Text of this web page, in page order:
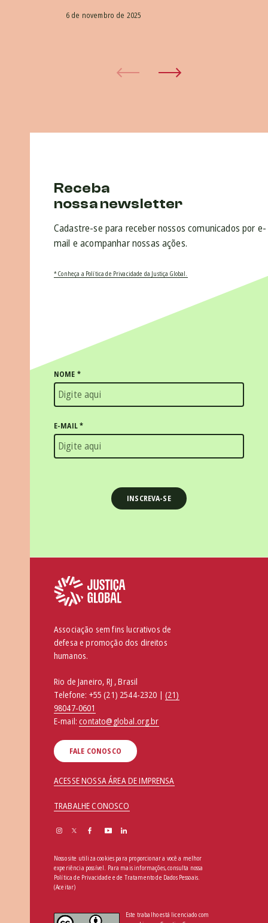
6 de novembro de 2025
Receba
nossa newsletter
Cadastre-se para receber nossos comunicados por e-
mail e acompanhar nossas ações.
* Conheça a Política de Privacidade da Justiça Global.
NOME *
E-MAIL*
Associação sem fins lucrativos de
defesa e promoção dos direitos
humanos.
Rio de Janeiro, RJ , Brasil
Telefone: +55 (21) 2544-2320 | (21)
98047-0601
E-mail:contato@global.org.br
FALE CONOSCO
ACESSE NOSSA ÁREA DE IMPRENSA
TRABALHE CONOSCO
Nosso site utiliza cookies para proporcionar a você a melhor
experiência possível. Para mais informações, consulta nossa
Política de Privacidade e de Tratamento de Dados Pessoais.
(Aceitar)
Este trabalho está licenciado com